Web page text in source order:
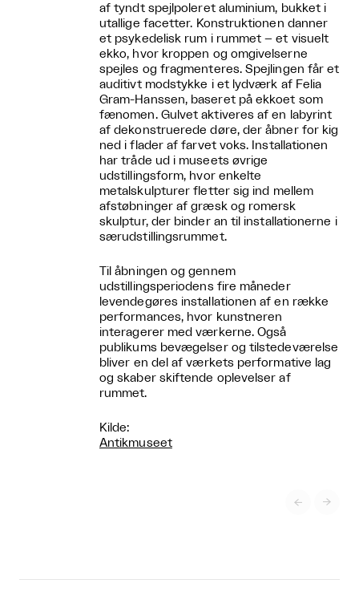
af tyndt spejlpoleret aluminium, bukket i
utallige facetter. Konstruktionen danner
et psykedelisk rum i rummet – et visuelt
ekko, hvor kroppen og omgivelserne
spejles og fragmenteres. Spejlingen får et
auditivt modstykke i et lydværk af Felia
Gram-Hanssen, baseret på ekkoet som
fænomen. Gulvet aktiveres af en labyrint
af dekonstruerede døre, der åbner for kig
ned i flader af farvet voks. Installationen
har tråde ud i museets øvrige
udstillingsform, hvor enkelte
metalskulpturer fletter sig ind mellem
afstøbninger af græsk og romersk
skulptur, der binder an til installationerne i
særudstillingsrummet.
Til åbningen og gennem
udstillingsperiodens fire måneder
levendegøres installationen af en række
performances, hvor kunstneren
interagerer med værkerne. Også
publikums bevægelser og tilstedeværelse
bliver en del af værkets performative lag
og skaber skiftende oplevelser af
rummet.
Kilde:
Antikmuseet
 